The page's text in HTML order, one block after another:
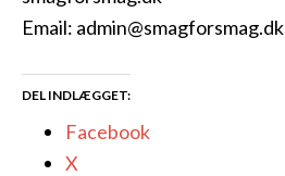
Email: admin@smagforsmag.dk
DEL INDLÆGGET:
Facebook
X